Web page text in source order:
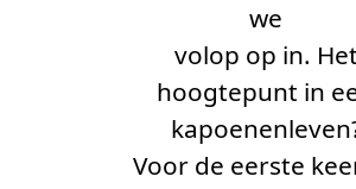
we
volop op in. Het
hoogtepunt in
Voor de eerste